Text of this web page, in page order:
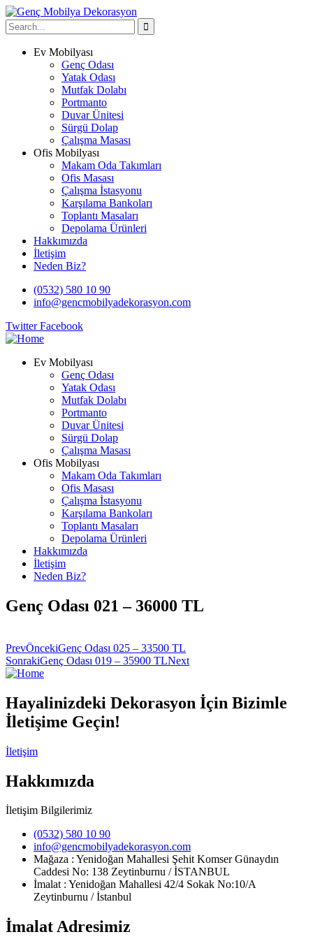
Ev Mobilyası
Genç Odası
Yatak Odası
Mutfak Dolabı
Portmanto
Duvar Ünitesi
Sürgü Dolap
Çalışma Masası
Ofis Mobilyası
Makam Oda Takımları
Ofis Masası
Çalışma İstasyonu
Karşılama Bankoları
Toplantı Masaları
Depolama Ürünleri
Hakkımızda
İletişim
Neden Biz?
(0532) 580 10 90
info@gencmobilyadekorasyon.com
Twitter Facebook
Ev Mobilyası
Genç Odası
Yatak Odası
Mutfak Dolabı
Portmanto
Duvar Ünitesi
Sürgü Dolap
Çalışma Masası
Ofis Mobilyası
Makam Oda Takımları
Ofis Masası
Çalışma İstasyonu
Karşılama Bankoları
Toplantı Masaları
Depolama Ürünleri
Hakkımızda
İletişim
Neden Biz?
Genç Odası 021 – 36000 TL
PrevÖncekiGenç Odası 025 – 33500 TL
SonrakiGenç Odası 019 – 35900 TLNext
Hayalinizdeki Dekorasyon İçin Bizimle
İletişime Geçin!
İletişim
Hakkımızda
İletişim Bilgilerimiz
(0532) 580 10 90
info@gencmobilyadekorasyon.com
Mağaza : Yenidoğan Mahallesi Şehit Komser Günaydın
Caddesi No: 138 Zeytinburnu / İSTANBUL
İmalat : Yenidoğan Mahallesi 42/4 Sokak No:10/A
Zeytinburnu / İstanbul
İmalat Adresimiz